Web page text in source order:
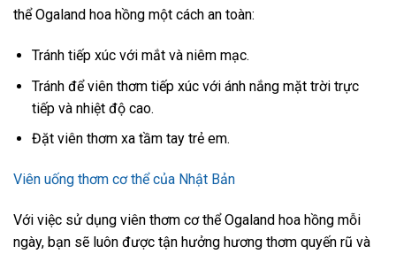
thể Ogaland hoa hồng một cách an toàn:
Tránh tiếp xúc với mắt và niêm mạc.
Tránh để viên thơm tiếp xúc với ánh nắng mặt trời trực
tiếp và nhiệt độ cao.
Đặt viên thơm xa tầm tay trẻ em.
Viên uống thơm cơ thể của Nhật Bản
Với việc sử dụng viên thơm cơ thể Ogaland hoa hồng mỗi
ngày, bạn sẽ luôn được tận hưởng hương thơm quyến rũ và